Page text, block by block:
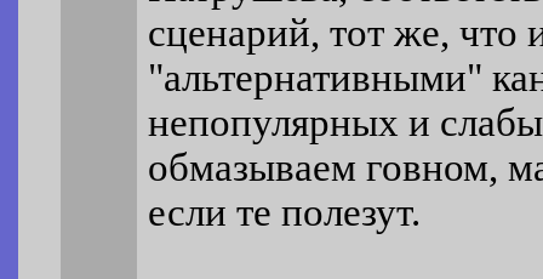
сценарий, тот же, что
"альтернативными"
непопулярных и
обмазываем говном,
если те полезут.